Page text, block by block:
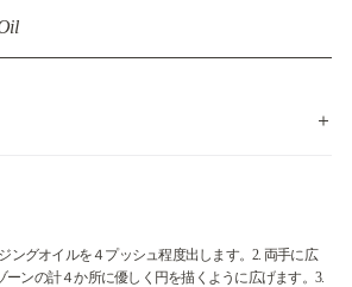
ングオイルを４プッシュ程度出します。2. 両手に広
ーンの計４か所に優しく円を描くように広げます。3.